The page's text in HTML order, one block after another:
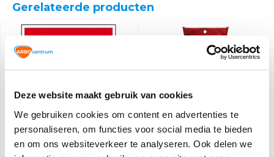
Deze website maakt gebruik van cookies
We gebruiken cookies om content en advertenties te
personaliseren, om functies voor social media te bieden
en om ons websiteverkeer te analyseren. Ook delen we
Gerelateerde producten
Brandblusser pictogram
Blusdeken softcase
MAISKA 100x100 cm